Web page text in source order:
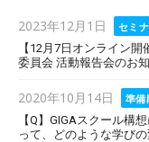
Posted
on
2023年12月1日
セミ
【12月7日オンライン
委員会 活動報告会のお
Posted
on
2020年10月14日 準備
【Q】GIGAスクール構
って、どのような学び